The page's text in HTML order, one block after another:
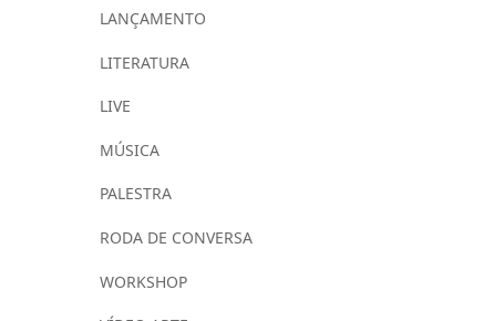
LANÇAMENTO
LITERATURA
LIVE
MÚSICA
PALESTRA
RODA DE CONVERSA
WORKSHOP